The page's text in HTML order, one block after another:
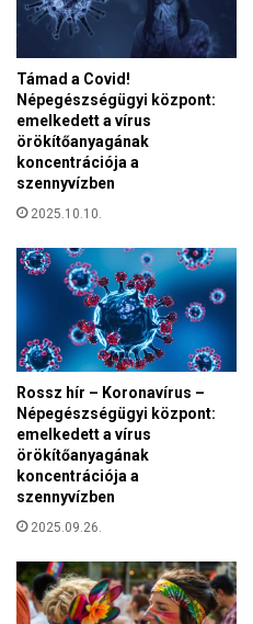
n
t
t
e
a
k
ö
t
é
e
t
n
a
p
j
á
t
o
o
n
t
r
é
g
e
n
e
a
p
t
t
a
v
i
g
Támad a Covid!
Népegészségügyi központ:
emelkedett a vírus
örökítőanyagának
koncentrációja a
szennyvízben
2025.10.10.
Rossz hír – Koronavírus –
Népegészségügyi központ:
emelkedett a vírus
örökítőanyagának
koncentrációja a
szennyvízben
2025.09.26.